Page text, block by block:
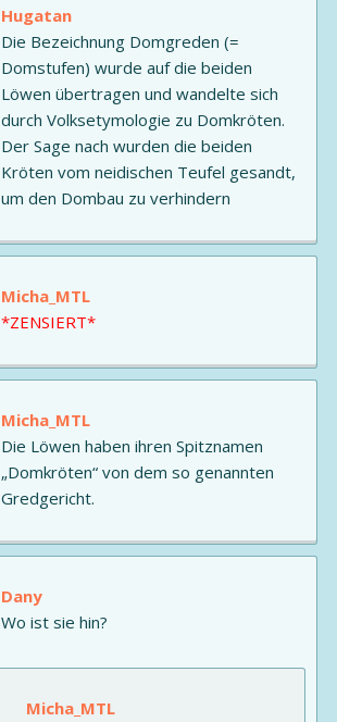
Hugatan
Die Bezeichnung Domgreden (=
Domstufen) wurde auf die beiden
Löwen übertragen und wandelte sich
durch Volksetymologie zu Domkröten.
Der Sage nach wurden die beiden
Kröten vom neidischen Teufel gesandt,
um den Dombau zu verhindern
Micha_MTL
*ZENSIERT*
Micha_MTL
Die Löwen haben ihren Spitznamen
„Domkröten“ von dem so genannten
Gredgericht.
Dany
Wo ist sie hin?
Micha_MTL